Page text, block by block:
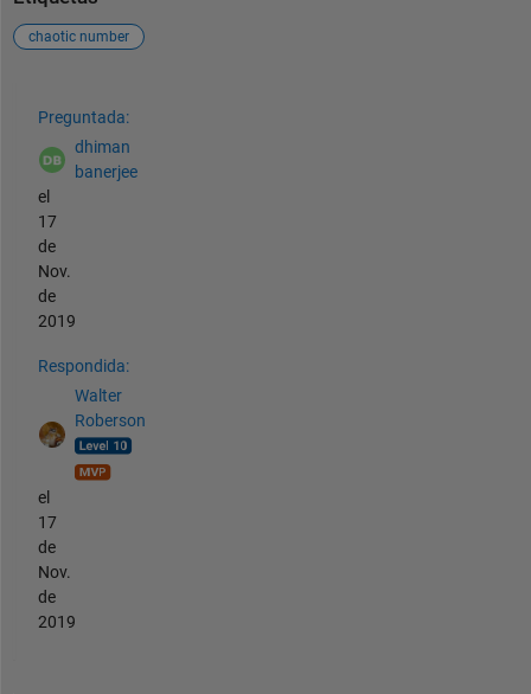
chaotic number
Preguntada:
dhiman
banerjee
el
17
de
Nov.
de
2019
Respondida:
Walter
Roberson
el
17
de
Nov.
de
2019